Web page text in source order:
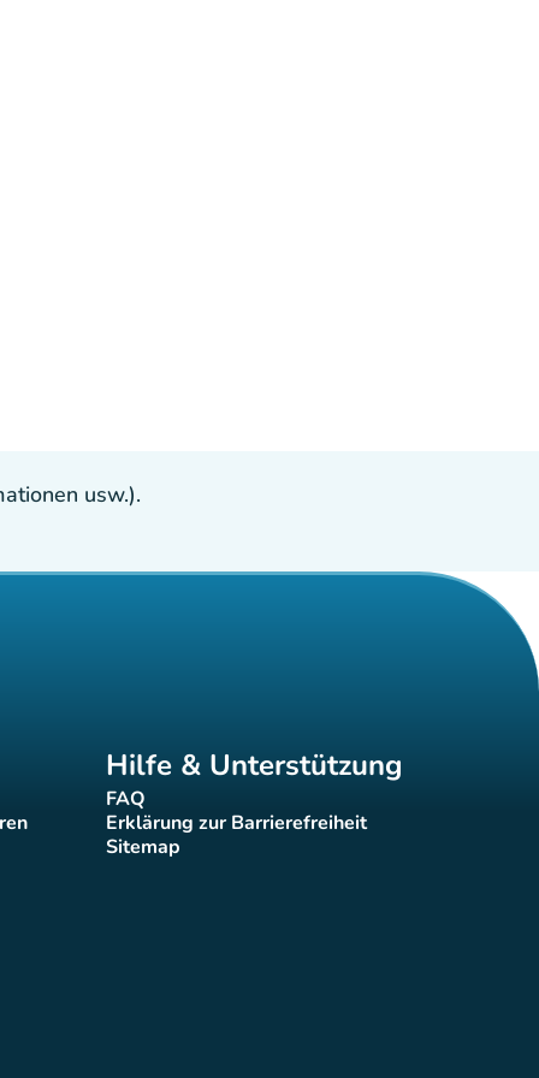
usw.).
Hilfe & Unterstützung
FAQ(new tab)
Erklärung zur Barrierefreiheit
(new tab)
Sitemap(new tab)